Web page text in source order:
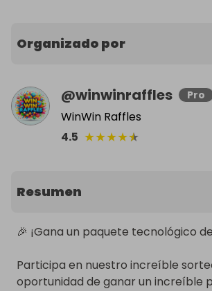
Organizado por
@winwinraffles Pro
WinWin Raffles
4.5 ★★★★★
Resumen
🎉 ¡Gana un paquete tecnológico
Participa en nuestro increíble
oportunidad de ganar un increíble